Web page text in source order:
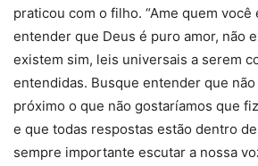
praticou com o filho. “Ame quem você
entender que Deus é puro amor, não
existem sim, leis universais a serem
entendidas. Busque entender que
próximo o que não gostaríamos que
e que todas respostas estão dentro
sempre importante escutar a nossa